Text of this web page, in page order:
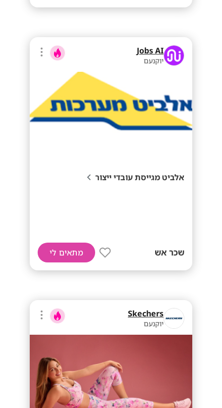
Jobs AI
יוקנעם
אלביט מגייסת עובדי ייצור
שכר אש מתאים לי
Skechers
יוקנעם